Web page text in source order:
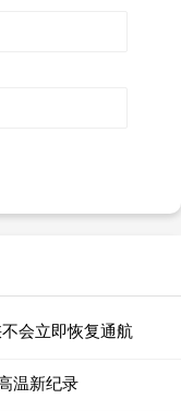
会立即恢复通航
温新纪录